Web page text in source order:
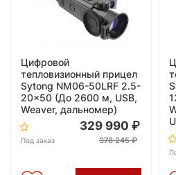
Цифровой
тепловизионный прицел
Sytong NM06-50LRF 2.5-
20x50 (До 2600 м, USB,
Weaver, дальномер)
Под заказ
329 990
378 245